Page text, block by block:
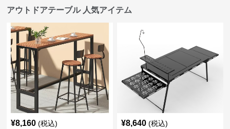
アウトドアテーブル 人気アイテム
¥8,160 (税込) ¥8,640 (税込)